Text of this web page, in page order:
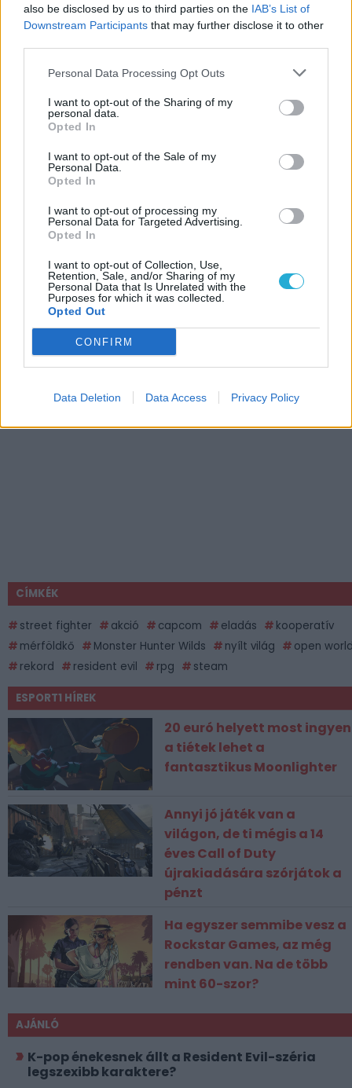
also be disclosed by us to third parties on the IAB’s List of
Downstream Participants that may further disclose it to other
Personal Data Processing Opt Outs
I want to opt-out of the Sharing of my
personal data.
Opted In
I want to opt-out of the Sale of my
Personal Data.
Opted In
I want to opt-out of processing my
Personal Data for Targeted Advertising.
Opted In
I want to opt-out of Collection, Use,
Retention, Sale, and/or Sharing of my
Personal Data that Is Unrelated with the
Purposes for which it was collected.
Opted Out
CONFIRM
Data Deletion Data Access Privacy Policy
CÍMKÉK
street fighter akció capcom eladás
kooperatív
mérföldkő
Monster Hunter Wilds nyílt világ
open
rekord
resident evil rpg steam
ESPORT1 HÍREK
20 euró helyett most ingyen
a tiétek lehet a
fantasztikus Moonlighter
Annyi jó játék van a
világon, de ti mégis a 14
éves Call of Duty
újrakiadására szórjátok a
pénzt
Ha egyszer semmibe vesz a
Rockstar Games, az még
rendben van. Na de több
mint 60-szor?
AJÁNLÓ
K-pop énekesnek állt a Resident Evil-széria
legszexibb karaktere?